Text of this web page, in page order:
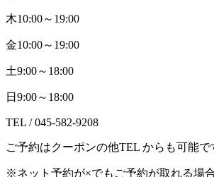
木10:00～ 19:00
金10:00～ 19:00
土9:00～ 18:00
日 9:00～ 18:00
TEL / 045-582-9208
ご予約はクーポンの他TEL からも可能で
※ネット予約が×でもご予約が取れる場